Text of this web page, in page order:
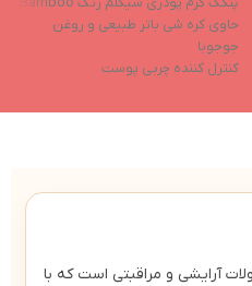
پنکک کرم پودری شیگلم رنگ Bamboo
حاوی کره شی باتر طبیعی و روغن
جوجوبا
کنترل کننده چربی پوست
جلوگیری از ایجاد جوش
آرایشی و مراقبتی است که با